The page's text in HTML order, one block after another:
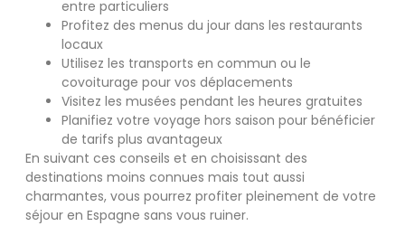
entre particuliers
Profitez des menus du jour dans les restaurants
locaux
Utilisez les transports en commun ou le
covoiturage pour vos déplacements
Visitez les musées pendant les heures gratuites
Planifiez votre voyage hors saison pour bénéficier
de tarifs plus avantageux
En suivant ces conseils et en choisissant des
destinations moins connues mais tout aussi
charmantes, vous pourrez profiter pleinement de votre
séjour en Espagne sans vous ruiner.